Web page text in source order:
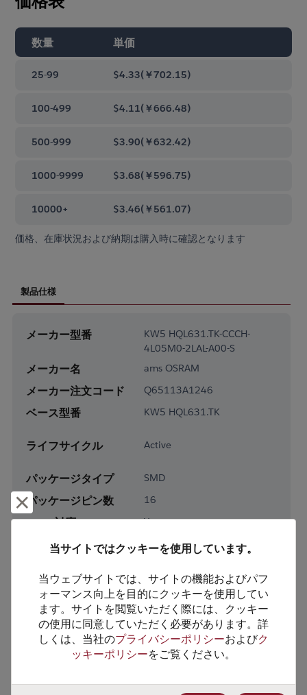
数量 単価
25-99 $4.33(￥702.15)
100-499 $4.11(￥666.48)
500-999 $3.90(￥632.42)
1000-9999 $3.68(￥596.75)
10000+ $3.46(￥561.07)
価格、在庫状況および納期は購入時に確認となります
製品仕様
メーカー型番
KW5 HQL631.TK-CCCH-
4L05M0-2LAL-A00-S
メーカー名 ams OSRAM
メーカー注文コード Q65113A1246
ベース型番 KW5 HQL631.TK
ライフサイクル Active
パッケージタイプ SMD
パッケージピン数 16
RoHS対応 Yes
鉛フリー Yes
梱包数 2000
製品カテゴリー Optoelectronics
製品サブカテゴリー LED
Visible LEDs
却下して閉じる
当サイトではクッキーを使用しています。
当ウェブサイトでは、サイトの機能およびパフ
ォーマンス向上を目的にクッキーを使用してい
ます。サイトを閲覧いただく際には、クッキー
の使用に同意していただく必要があります。詳
しくは、当社のプライバシーポリシーおよびク
ッキーポリシーをご覧ください。